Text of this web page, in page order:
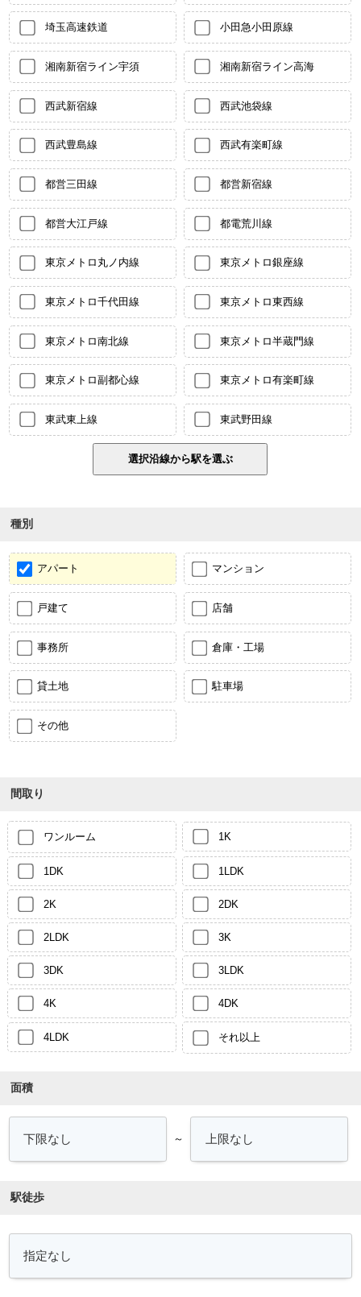
埼玉高速鉄道 小田急小田原線
湘南新宿ライン宇須 湘南新宿ライン高海
西武新宿線 西武池袋線
西武豊島線 西武有楽町線
都営三田線 都営新宿線
都営大江戸線 都電荒川線
東京メトロ丸ノ内線 東京メトロ銀座線
東京メトロ千代田線 東京メトロ東西線
東京メトロ南北線 東京メトロ半蔵門線
東京メトロ副都心線 東京メトロ有楽町線
東武東上線 東武野田線
種別
アパート マンション
戸建て 店舗
事務所 倉庫・工場
貸土地 駐車場
その他
間取り
ワンルーム 1K
1DK 1LDK
2K 2DK
2LDK 3K
3DK 3LDK
4K 4DK
4LDK それ以上
面積
～
駅徒歩